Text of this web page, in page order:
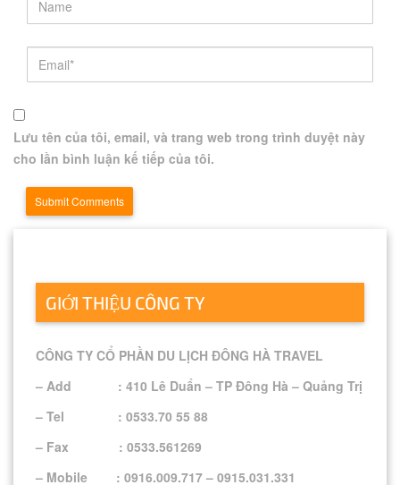
Lưu tên của tôi, email, và trang web trong trình duyệt này
cho lần bình luận kế tiếp của tôi.
GIỚI THIỆU CÔNG TY
CÔNG TY CỔ PHẦN DU LỊCH ĐÔNG HÀ TRAVEL
– Add : 410 Lê Duẩn – TP Đông Hà – Quảng Trị
– Tel : 0533.70 55 88
– Fax : 0533.561269
– Mobile : 0916.009.717 – 0915.031.331